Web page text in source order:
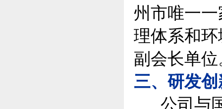
州市唯一
理体系和
副会长单位
三、研发
公司与国